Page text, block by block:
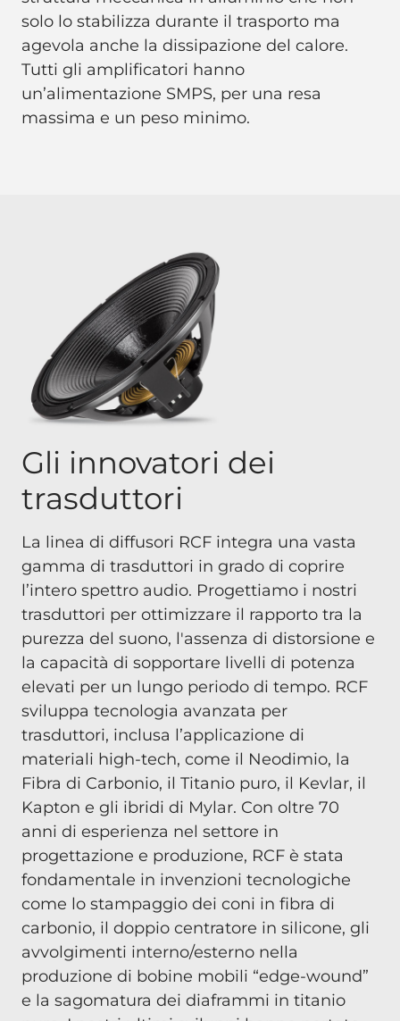
solo lo stabilizza durante il trasporto ma
agevola anche la dissipazione del calore.
Tutti gli amplificatori hanno
un’alimentazione SMPS, per una resa
massima e un peso minimo.
Gli innovatori dei
trasduttori
La linea di diffusori RCF integra una vasta
gamma di trasduttori in grado di coprire
l’intero spettro audio. Progettiamo i nostri
trasduttori per ottimizzare il rapporto tra la
purezza del suono, l'assenza di distorsione e
la capacità di sopportare livelli di potenza
elevati per un lungo periodo di tempo. RCF
sviluppa tecnologia avanzata per
trasduttori, inclusa l’applicazione di
materiali high-tech, come il Neodimio, la
Fibra di Carbonio, il Titanio puro, il Kevlar, il
Kapton e gli ibridi di Mylar. Con oltre 70
anni di esperienza nel settore in
progettazione e produzione, RCF è stata
fondamentale in invenzioni tecnologiche
come lo stampaggio dei coni in fibra di
carbonio, il doppio centratore in silicone, gli
avvolgimenti interno/esterno nella
produzione di bobine mobili “edge-wound”
e la sagomatura dei diaframmi in titanio